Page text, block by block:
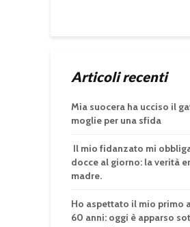
Articoli recenti
Mia suocera ha ucciso il
moglie per una sfida
Il mio fidanzato mi
docce al giorno: la verità
madre.
Ho aspettato il mio primo
60 anni: oggi è apparso